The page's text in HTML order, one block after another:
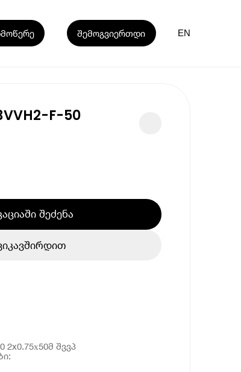
შემოგვიერთდი EN
F-50
შეძენა
2x0.75х50მ შვვპ